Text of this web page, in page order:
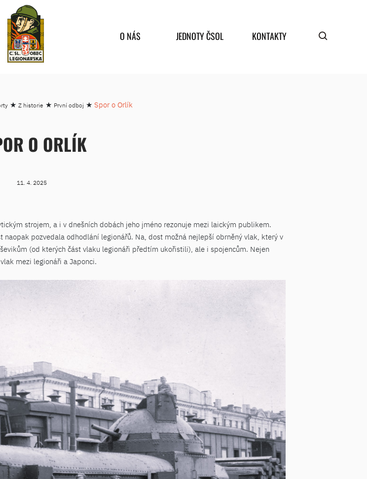
O NÁS JEDNOTY ČSOL KONTAKTY
★ Z historie ★ První odboj ★ Spor o Orlík
O ORLÍK
11. 4. 2025
strojem, a i v dnešních dobách jeho jméno rezonuje mezi laickým publikem.
pozvedala odhodlání legionářů. Na, dost možná nejlepší obrněný vlak, který v
(od kterých část vlaku legionáři předtím ukořistili), ale i spojencům. Nejen
mezi legionáři a Japonci.